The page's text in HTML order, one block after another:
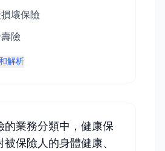
壞保險
險
解析
的業務分類中，健康保
保險人的身體健康、